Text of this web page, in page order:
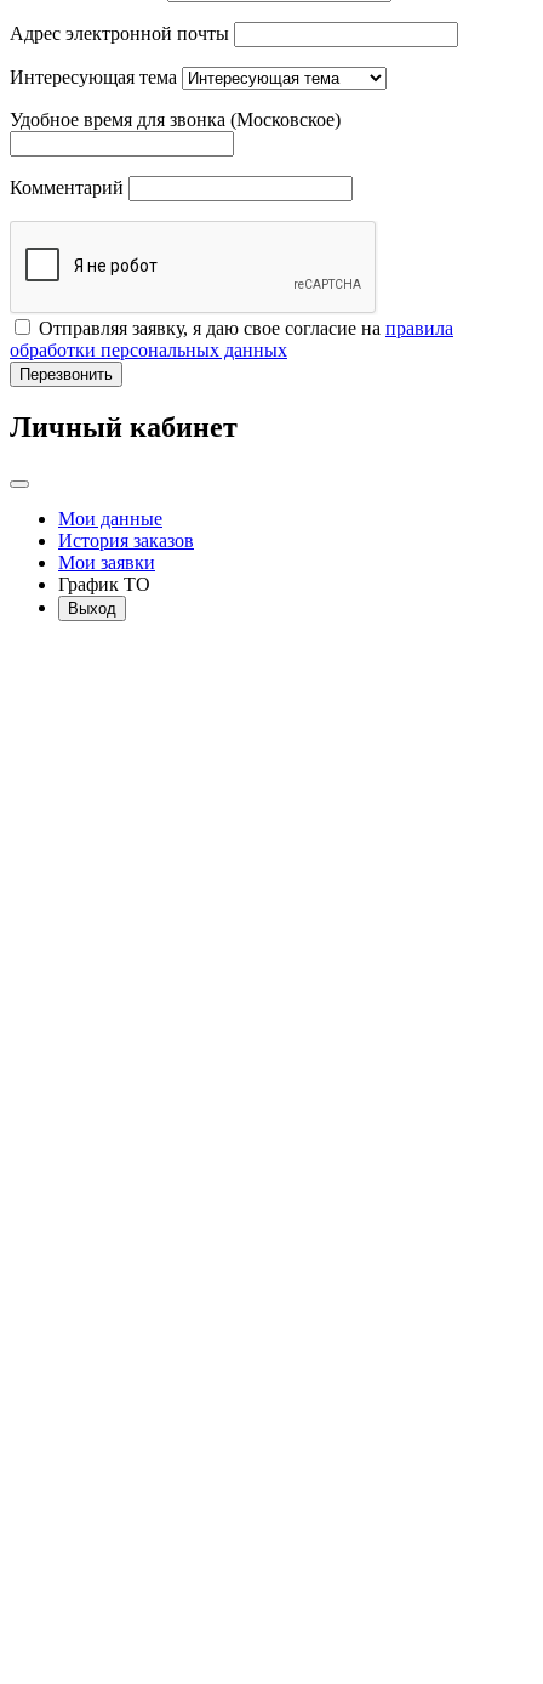
Адрес электронной почты
Интересующая тема
Удобное время для звонка (Московское)
Комментарий
Отправляя заявку, я даю свое согласие на правила
обработки персональных данных
Перезвонить
Личный кабинет
Мои данные
История заказов
Мои заявки
График ТО
Выход